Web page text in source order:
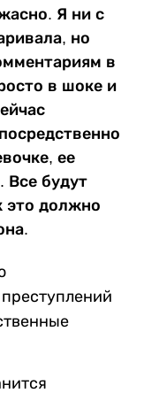
Я ни с
но
в
в шоке и
ее
Все будут
это должно